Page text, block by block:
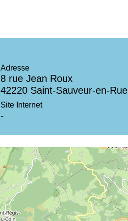
Adresse
8 rue Jean Roux
42220 Saint-Sauveur-en-Rue
Site Internet
-